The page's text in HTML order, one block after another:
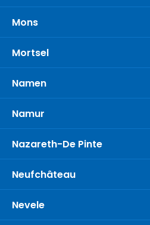
Mons
Mortsel
Namen
Namur
Nazareth-De Pinte
Neufchâteau
Nevele